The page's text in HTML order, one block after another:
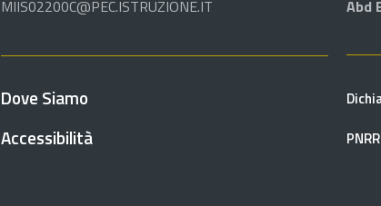
MIIS02200C@PEC.ISTRUZIONE.IT
Dove Siamo
Accessibilità
Abd
PNRR